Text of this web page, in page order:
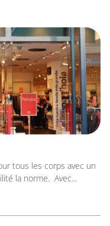
tous les corps avec un
la norme. Avec...